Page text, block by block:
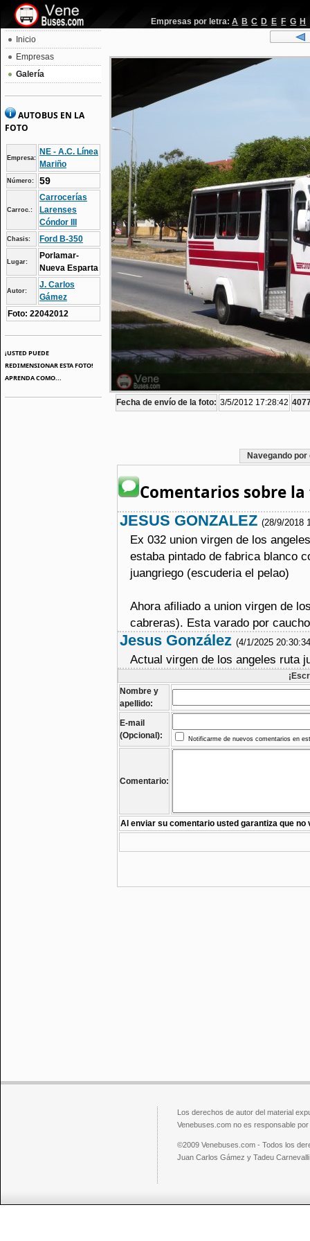
Empresas por letra: A B C D E F G H
Inicio
Empresas
Galería
AUTOBUS EN LA
FOTO
Empresa:
NE - A.C. Línea
Mariño
Número: 59
Carroc.:
Carrocerías
Larenses
Cóndor III
Chasis: Ford B-350
Lugar:
Porlamar-
Nueva Esparta
Autor:
J. Carlos
Gámez
Foto: 22042012
¡USTED PUEDE
REDIMENSIONAR ESTA FOTO!
APRENDA COMO...
Fecha de envío de la foto: 3/5/2012 17:28:42
Navegando
Comentarios sobre
JESUS GONZALEZ (28/9/2018
Ex 032 union virgen de los
estaba pintado de fabrica blanco
juangriego (escuderia el pelao)
Ahora afiliado a union virgen de
cabreras). Esta varado por
Jesus González (4/1/2025
Actual virgen de los angeles ruta
Nombre y
apellido:
E-mail
(Opcional):
Notificarme de nuevos comentarios en
Comentario:
Al enviar su comentario usted garantiza que no
Los derechos de autor del material
Venebuses.com no es responsable
©2009 Venebuses.com - Todos los
Juan Carlos Gámez y Tadeu Carnevalli